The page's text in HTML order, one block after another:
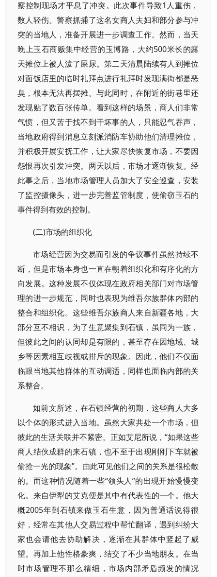
察控制现场才平息了冲突。此次事件导致1人重伤，
数人轻伤。警察抓捕了这名女商人夫妇和部分参与冲
突的当地人，准备开展进一步调查工作。然而，当天
晚上玉石商贩集中经营的玉博路，大约500米长的露
天摊位上被人泼了屎尿。第二天清晨陆续有人到摊位
对面饭店里的临时礼拜点进行礼拜时发现满街都是恶
臭，根本无法再摆摊。与此同时，在附近的街巷里还
发现贴了数百张传单。看到这样的场景，商人们非常
气愤，但又苦于找不到干坏事的人，只能忍气吞声，
当地政府得到消息立刻派消防车协助他们清理摊位，
并积极开展安抚工作，让大家尽快恢复市场，不要因
怨恨再次引发冲突。两天以后，市场才逐渐恢复。经
此事之后，当地市场管理人员加大了安全巡查，安装
了监控摄像头，进一步完善监管制度，使偷窃玉石的
事件得到有效的控制。
(二)市场的组织化
市场经营因为交易而引发的争议事件虽然持续不
断，但是市场本身也一直在朝着组织化和有序化的方
向发展。这种发展不仅体现在政府相关部门对市场管
理的进一步规范，同时也表现为维吾尔族群体内部的
整合和组织化。这些维吾尔族商人来自新疆各地，大
部分互不相识，为了生意聚集到石镇，虽同为一族，
但彼此之间的认同却是有限的，甚至存在因地域、城
乡等因素相互歧视或排斥的现象。因此，他们不仅面
临跟当地其他群体的互动调适，同样也面临内部的关
系整合。
如前文所述，在石镇经营的初期，这些商人大多
以个体的形式进入当地。虽然大家共处一个市场，但
彼此的生活关联并不紧密。正如艾尼所说，“如果这些
商人结伙成群的来石镇，也不至于出现刚刚下车就被
偷抢一光的现象”。由此可见他们之间的关系是很松散
的。而这种情况随着一些“领头人”的出现开始慢慢变
化。来自伊犁的艾克便是其中有代表性的一个。他大
概2005年到石镇来做玉石生意，因为普通话说得很
好，经常在其他人交易过程中帮忙翻译，遇到纠纷大
家也会请他去协助解决，逐渐在其群体中竖起了威
望。再加上他性格豪爽，结交了不少当地朋友。在当
时市场管理不那么精细，市场内部矛盾频发的情况